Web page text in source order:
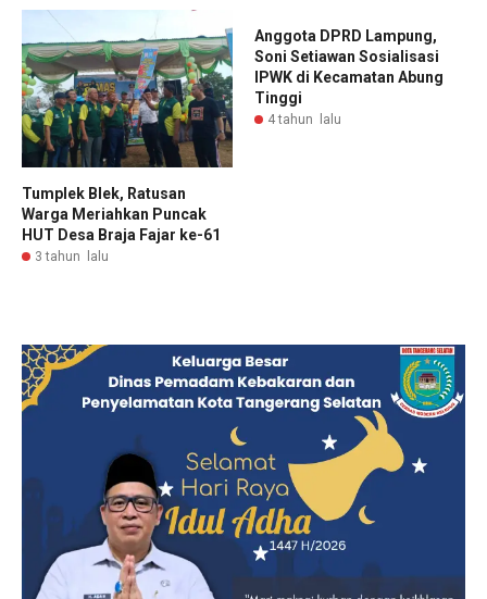
Tumplek Blek, Ratusan
Warga Meriahkan Puncak
HUT Desa Braja Fajar ke-61
3 tahun lalu
Anggota DPRD Lampung,
Soni Setiawan Sosialisasi
IPWK di Kecamatan Abung
Tinggi
4 tahun lalu